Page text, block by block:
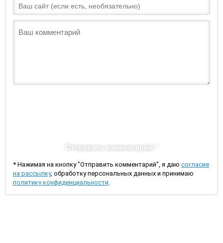
Отправить комментарий *
* Нажимая на кнопку "Отправить комментарий", я даю согласие
на рассылку, обработку персональных данных и принимаю
политику конфиденциальности